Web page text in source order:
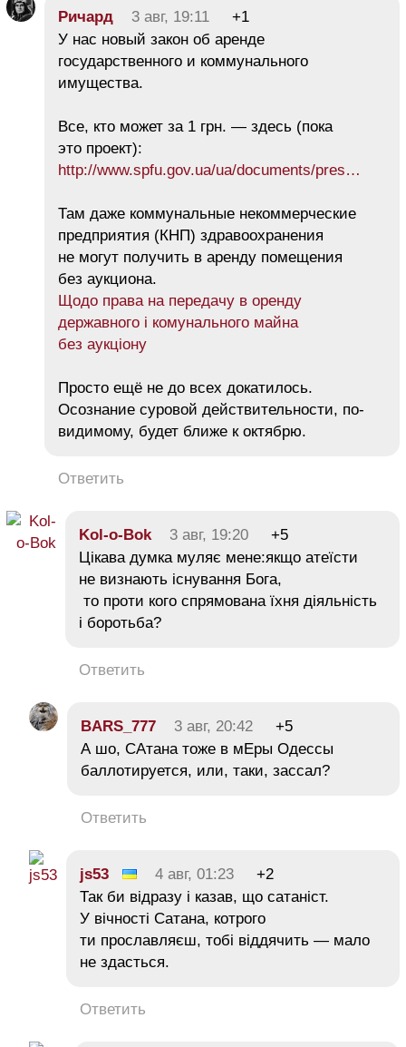
Ричард 3 авг, 19:11
+1
У нас новый закон об аренде
государственного и коммунального
имущества.
Все, кто может за 1 грн. — здесь (пока
это проект):
http://www.spfu.gov.ua/ua/documents/pres…
Там даже коммунальные некоммерческие
предприятия (КНП) здравоохранения
не могут получить в аренду помещения
без аукциона.
Щодо права на передачу в оренду
державного і комунального майна
без аукціону
Просто ещё не до всех докатилось.
Осознание суровой действительности, по-
видимому, будет ближе к октябрю.
Ответить
Kol-o-Bok 3 авг, 19:20
+5
Цікава думка муляє мене:якщо атеїсти
не визнають існування Бога,
то проти кого спрямована їхня діяльність
і боротьба?
Ответить
BARS_777 3 авг, 20:42
+5
А шо, САтана тоже в мЕры Одессы
баллотируется, или, таки, зассал?
Ответить
js53 4 авг, 01:23
+2
Так би відразу і казав, що сатаніст.
У вічності Сатана, котрого
ти прославляєш, тобі віддячить — мало
не здасться.
Ответить